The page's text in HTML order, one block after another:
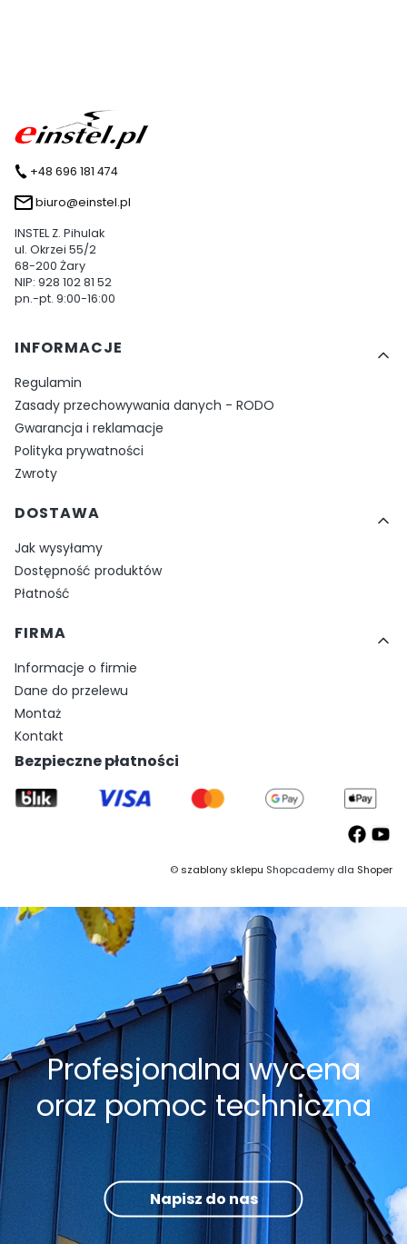
+48 696 181 474
biuro@einstel.pl
INSTEL Z. Pihulak
ul. Okrzei 55/2
68-200 Żary
NIP: 928 102 81 52
pn.-pt. 9:00-16:00
Linki w stopce
INFORMACJE
Regulamin
Zasady przechowywania danych - RODO
Gwarancja i reklamacje
Polityka prywatności
Zwroty
DOSTAWA
Jak wysyłamy
Dostępność produktów
Płatność
FIRMA
Informacje o firmie
Dane do przelewu
Montaż
Kontakt
Bezpieczne płatności
©szablony sklepu Shopcademy dla Shoper
Profesjonalna wycena
oraz pomoc techniczna
Napisz do nas